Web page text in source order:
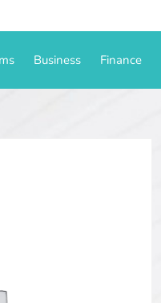
Business Finance